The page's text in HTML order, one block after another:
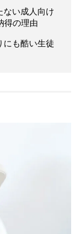
ない成人向け
得の理由
にも酷い生徒